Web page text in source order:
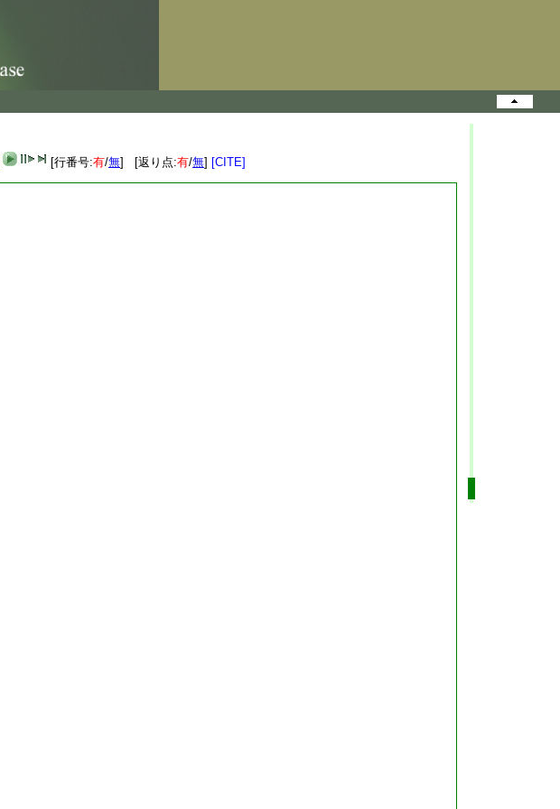
[行番号:有/無] [返り点:有/無] [CITE]